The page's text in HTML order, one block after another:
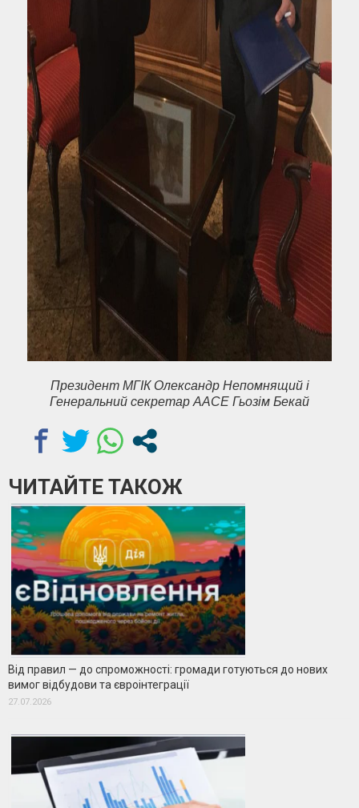
Президент МГІК Олександр Непомнящий і
Генеральний секретар AACE Гьозім Бекай
ЧИТАЙТЕ ТАКОЖ
Від правил — до спроможності: громади готуються до нових
вимог відбудови та євроінтеграції
27.07.2026